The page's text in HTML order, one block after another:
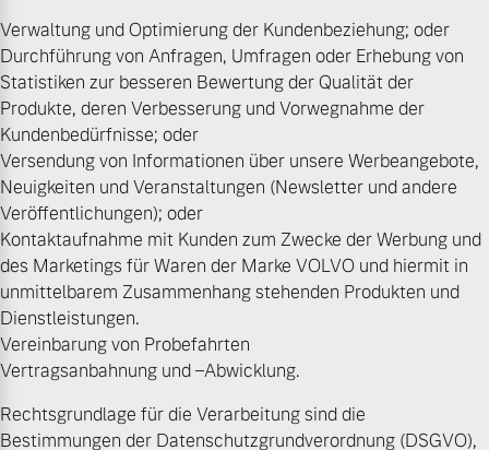
Mehr erfahren
Versicherung
Verwaltung und Optimierung der Kundenbeziehung; oder
Durchführung von Anfragen, Umfragen oder Erhebung von
Statistiken zur besseren Bewertung der Qualität der
Produkte, deren Verbesserung und Vorwegnahme der
Kundenbedürfnisse; oder
Versendung von Informationen über unsere Werbeangebote,
Neuigkeiten und Veranstaltungen (Newsletter und andere
Veröffentlichungen); oder
Kontaktaufnahme mit Kunden zum Zwecke der Werbung und
des Marketings für Waren der Marke VOLVO und hiermit in
unmittelbarem Zusammenhang stehenden Produkten und
Dienstleistungen.
Vereinbarung von Probefahrten
Vertragsanbahnung und –Abwicklung.
Rechtsgrundlage für die Verarbeitung sind die
Bestimmungen der Datenschutzgrundverordnung (DSGVO),